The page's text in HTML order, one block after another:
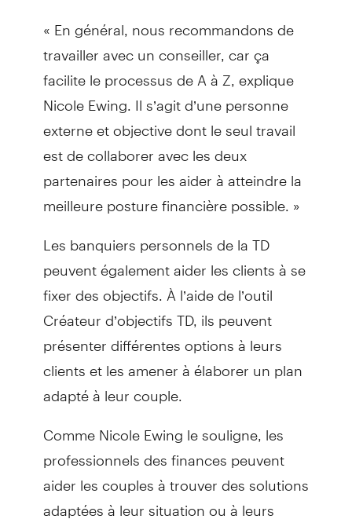
« En général, nous recommandons de
travailler avec un conseiller, car ça
facilite le processus de A à Z, explique
Nicole Ewing. Il s’agit d’une personne
externe et objective dont le seul travail
est de collaborer avec les deux
partenaires pour les aider à atteindre la
meilleure posture financière possible. »
Les banquiers personnels de la TD
peuvent également aider les clients à se
fixer des objectifs. À l’aide de l’outil
Créateur d’objectifs TD, ils peuvent
présenter différentes options à leurs
clients et les amener à élaborer un plan
adapté à leur couple.
Comme Nicole Ewing le souligne, les
professionnels des finances peuvent
aider les couples à trouver des solutions
adaptées à leur situation ou à leurs